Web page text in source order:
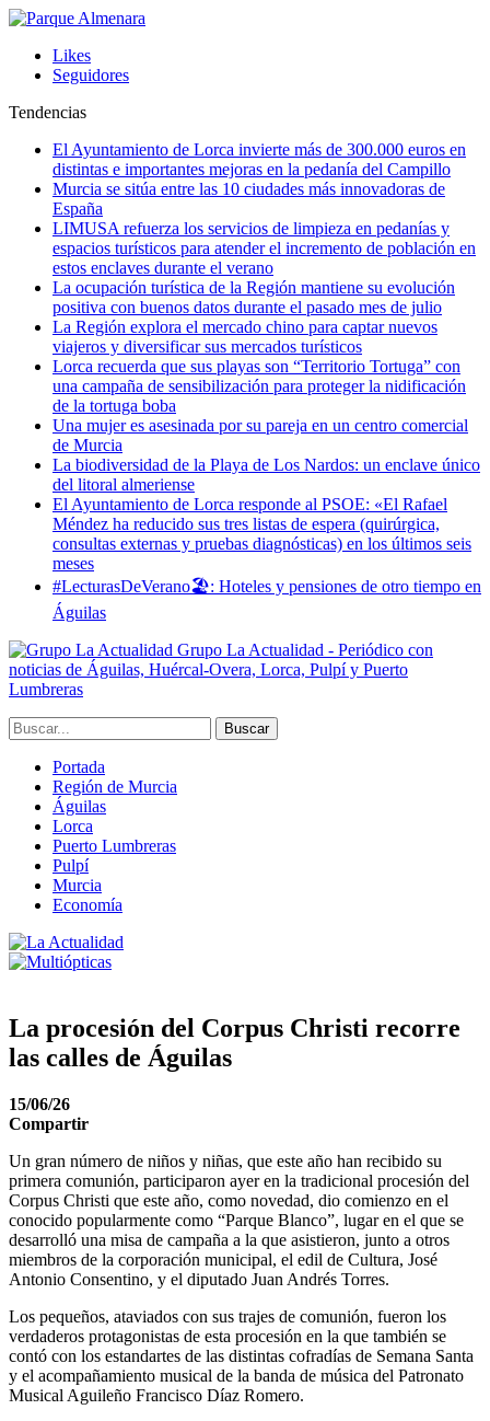
Likes
Seguidores
Tendencias
El Ayuntamiento de Lorca invierte más de 300.000 euros en
distintas e importantes mejoras en la pedanía del Campillo
Murcia se sitúa entre las 10 ciudades más innovadoras de
España
LIMUSA refuerza los servicios de limpieza en pedanías y
espacios turísticos para atender el incremento de población en
estos enclaves durante el verano
La ocupación turística de la Región mantiene su evolución
positiva con buenos datos durante el pasado mes de julio
La Región explora el mercado chino para captar nuevos
viajeros y diversificar sus mercados turísticos
Lorca recuerda que sus playas son “Territorio Tortuga” con
una campaña de sensibilización para proteger la nidificación
de la tortuga boba
Una mujer es asesinada por su pareja en un centro comercial
de Murcia
La biodiversidad de la Playa de Los Nardos: un enclave único
del litoral almeriense
El Ayuntamiento de Lorca responde al PSOE: «El Rafael
Méndez ha reducido sus tres listas de espera (quirúrgica,
consultas externas y pruebas diagnósticas) en los últimos seis
meses
#LecturasDeVerano🏖: Hoteles y pensiones de otro tiempo en
Águilas
Grupo La Actualidad - Periódico con
noticias de Águilas, Huércal-Overa, Lorca, Pulpí y Puerto
Lumbreras
Portada
Región de Murcia
Águilas
Lorca
Puerto Lumbreras
Pulpí
Murcia
Economía
La procesión del Corpus Christi recorre
las calles de Águilas
15/06/26
Compartir
Un gran número de niños y niñas, que este año han recibido su
primera comunión, participaron ayer en la tradicional procesión del
Corpus Christi que este año, como novedad, dio comienzo en el
conocido popularmente como “Parque Blanco”, lugar en el que se
desarrolló una misa de campaña a la que asistieron, junto a otros
miembros de la corporación municipal, el edil de Cultura, José
Antonio Consentino, y el diputado Juan Andrés Torres.
Los pequeños, ataviados con sus trajes de comunión, fueron los
verdaderos protagonistas de esta procesión en la que también se
contó con los estandartes de las distintas cofradías de Semana Santa
y el acompañamiento musical de la banda de música del Patronato
Musical Aguileño Francisco Díaz Romero.